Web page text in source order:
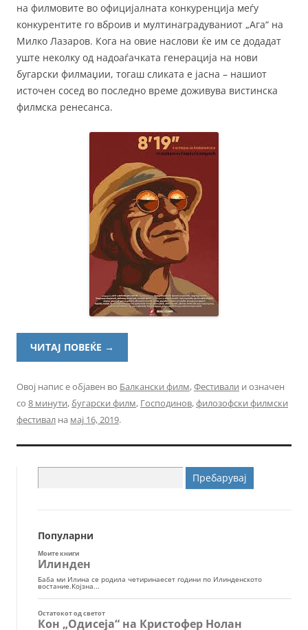
на филмовите во официјалната конкуренција меѓу
конкурентите го вброив и мултинаградуваниот „Ага“ на
Милко Лазаров. Кога на овие наслови ќе им се додадат
уште неколку од надоаѓачката генерација на нови
бугарски филмаџии, тогаш сликата е јасна – нашиот
источен сосед во последно време доживува вистинска
филмска ренесанса.
ЧИТАЈ ПОВЕЌЕ →
Овој напис е објавен во Балкански филм,Фестивали и означен
со 8 минути,бугарски филм, Господинов,филозофски филмски
фестивал на мај 16, 2019.
за:
Популарни